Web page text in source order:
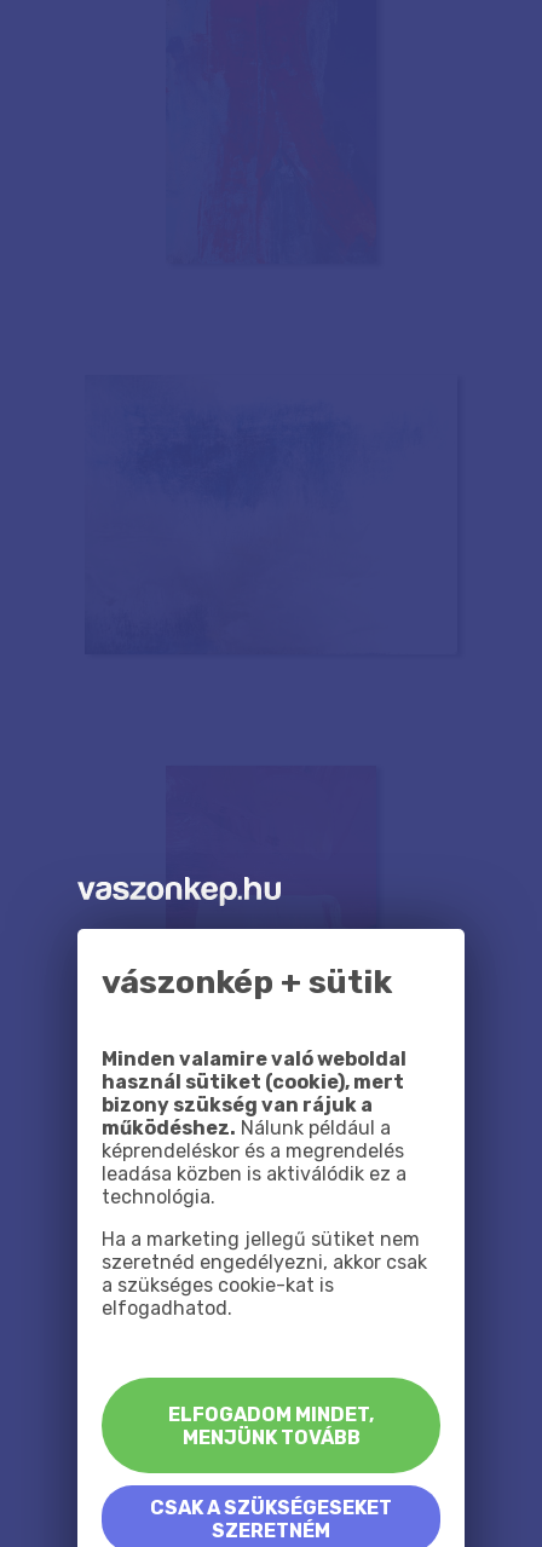
vászonkép + sütik
Minden valamire való weboldal
használ sütiket (cookie), mert
bizony szükség van rájuk a
működéshez. Nálunk például a
képrendeléskor és a megrendelés
leadása közben is aktiválódik ez a
technológia.
Ha a marketing jellegű sütiket nem
szeretnéd engedélyezni, akkor csak
a szükséges cookie-kat is
elfogadhatod.
ELFOGADOM MINDET,
MENJÜNK TOVÁBB
CSAK A SZÜKSÉGESEKET
SZERETNÉM